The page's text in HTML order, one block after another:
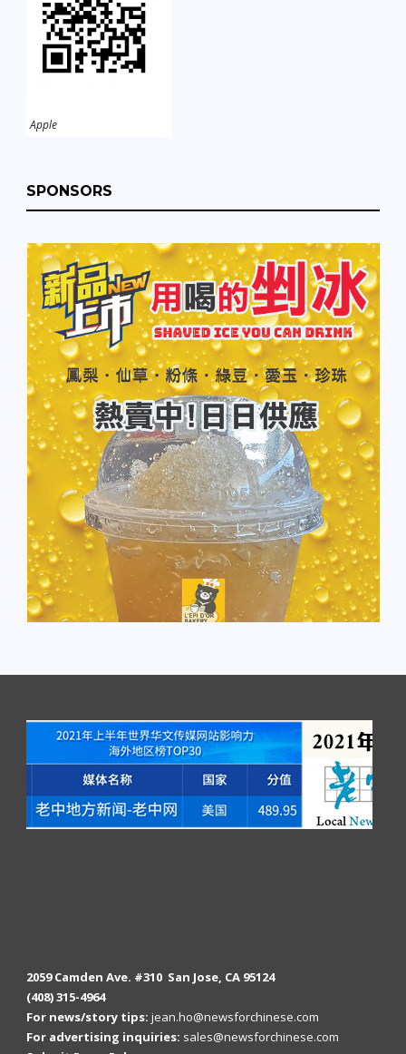
Apple
SPONSORS
2059 Camden Ave. #310 San Jose, CA 95124
(408) 315-4964
For news/story tips: jean.ho@newsforchinese.com
For advertising inquiries: sales@newsforchinese.com